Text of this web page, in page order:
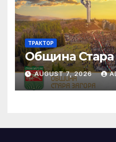
ТРАКТОР
Община Стара
AUGUST 7, 2026